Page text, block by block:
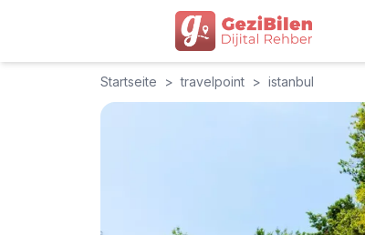
Startseite > travelpoint > istanbul